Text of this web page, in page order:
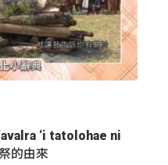
‘i tatolohae ni
的由來